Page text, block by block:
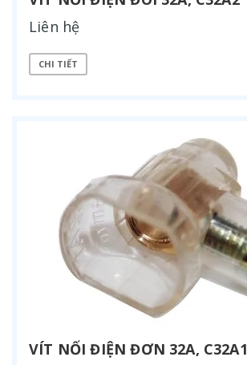
Liên hệ
CHI TIẾT
VÍT NỐI ĐIỆN ĐƠN 32A, C32A1